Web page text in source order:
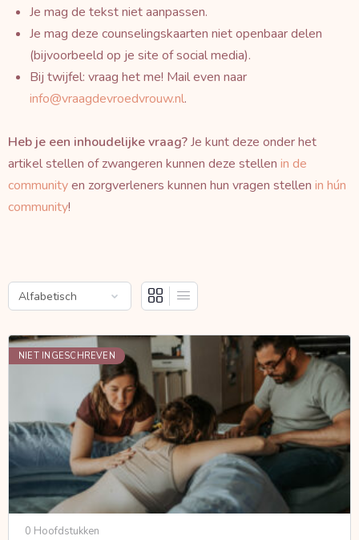
Je mag de tekst niet aanpassen.
Je mag deze counselingskaarten niet openbaar delen
(bijvoorbeeld op je site of social media).
Bij twijfel: vraag het me! Mail even naar
info@vraagdevroedvrouw.nl.
Heb je een inhoudelijke vraag?Je kunt deze onder het
artikel stellen of zwangeren kunnen deze stellen in de
communityen zorgverleners kunnen hun vragen stellen in hún
community!
NIET INGESCHREVEN
0 Hoofdstukken